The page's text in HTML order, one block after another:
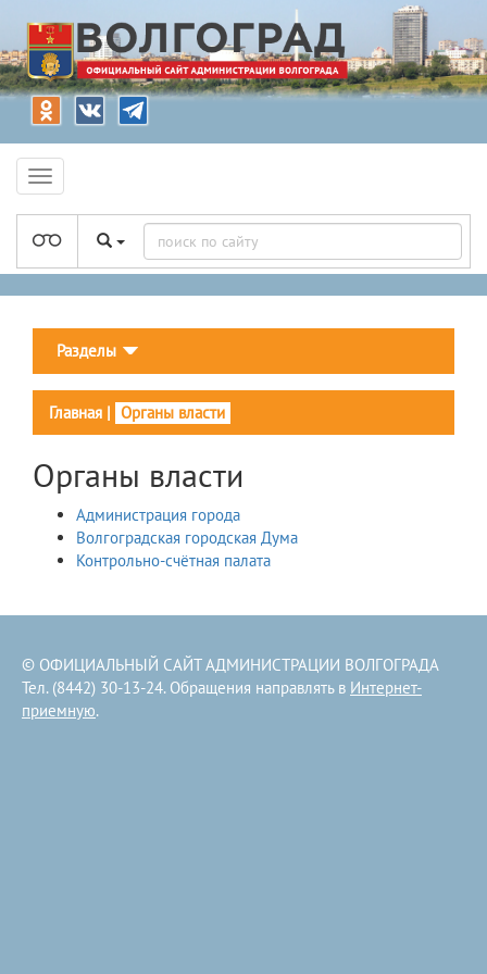
Разделы
Главная | Органы власти
Органы власти
Администрация города
Волгоградская городская Дума
Контрольно-счётная палата
© ОФИЦИАЛЬНЫЙ САЙТ АДМИНИСТРАЦИИ ВОЛГОГРАДА
Тел. (8442) 30-13-24. Обращения направлять в Интернет-
приемную.